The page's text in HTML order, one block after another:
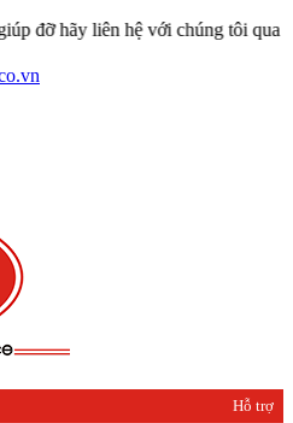
hệ với chúng tôi qua Hotline: 0932
Hỗ trợ